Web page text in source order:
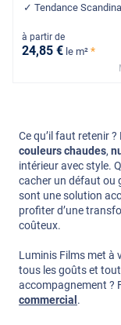
Tendance
à partir de
24,85 € le m² *
Ce qu’il faut retenir ?
couleurs chaudes,
intérieur avec style.
cacher un défaut ou
sont une solution
profiter d’une
coûteux.
Luminis Films met à
tous les goûts et
accompagnement ?
commercial .